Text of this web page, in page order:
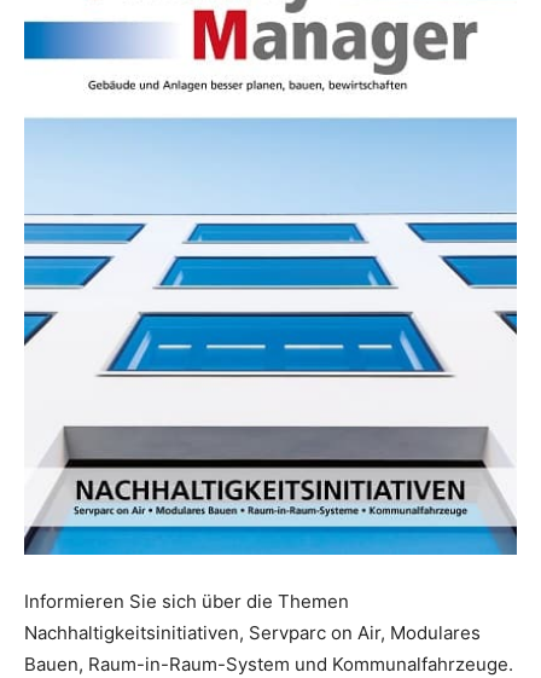
Informieren Sie sich über die Themen
Nachhaltigkeitsinitiativen, Servparc on Air, Modulares
Bauen, Raum-in-Raum-System und Kommunalfahrzeuge.